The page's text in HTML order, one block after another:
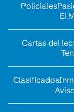
Policiales
El
Cartas del
Clasificados